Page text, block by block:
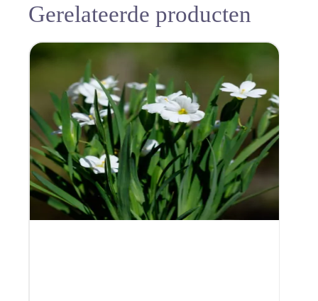
Gerelateerde producten